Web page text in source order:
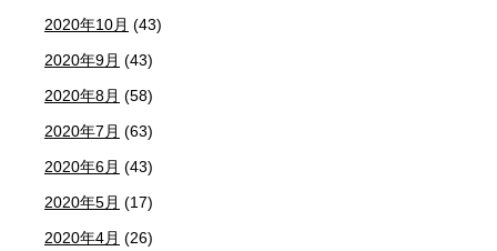
2020年10月 (43)
2020年9月 (43)
2020年8月 (58)
2020年7月 (63)
2020年6月 (43)
2020年5月 (17)
2020年4月 (26)